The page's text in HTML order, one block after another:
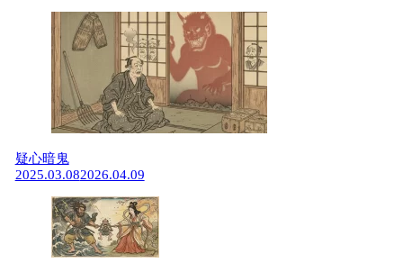
疑心暗鬼
2025.03.082026.04.09